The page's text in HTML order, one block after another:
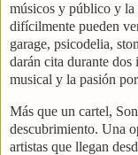
músicos y público y la
difícilmente pueden
garage, psicodelia,
darán cita durante dos
musical y la pasión
Más que un cartel,
descubrimiento. Una
artistas que llegan